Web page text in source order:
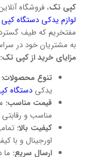
کپی تک، فروشگاه
لوازم یدکی دستگاه کپی
مفتخریم که طیف
به مشتریان خود در
مزایای خرید از کپی تک:
تنوع محصولات:
یدکی دستگاه
قیمت مناسب:
مناسب و
کیفیت بالا:
اورجینال و با
ارسال سریع: